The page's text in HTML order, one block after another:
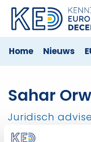
Home Nieuws
Sahar
Juridisch
Sahar was juridisch